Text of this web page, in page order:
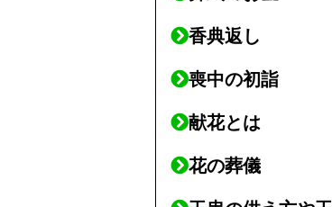
香典返し
喪中の初詣
献花とは
花の葬儀